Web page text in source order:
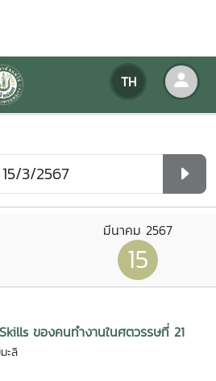
TH
องหน่วยงาน
วยงาน
มีนาคม 2567
15
ของคนทำงานในศตวรรษที่ 21
ะลิ